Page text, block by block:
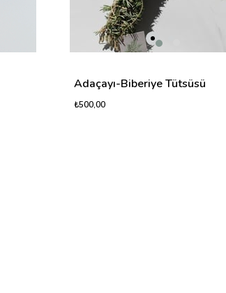
Adaçayı-Biberiye Tütsüsü
₺500,00